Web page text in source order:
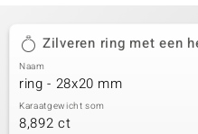
Zilveren ring met een
Naam
ring - 28x20 mm
Karaatgewicht som
8,892 ct